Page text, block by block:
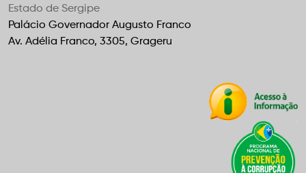
Estado de Sergipe
Palácio Governador Augusto Franco
Av. Adélia Franco, 3305, Grageru